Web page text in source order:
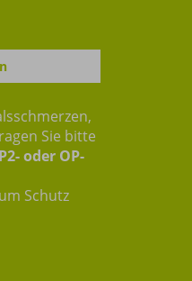
Sie bitte
oder OP-
Schutz